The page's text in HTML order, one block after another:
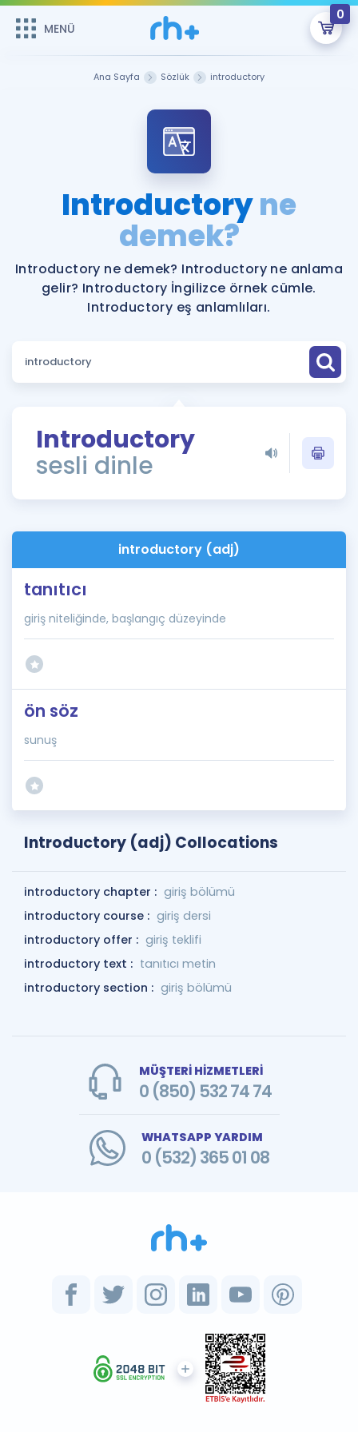
MENÜ
0
Şifremi Hatırlamıyorum
Sepetin Şu An Boş.
Remzi Hoca ile seni sınava hazırlayacak onlarca eğitim seni
bekliyor!
MENÜ
Katılımcı Görüşleri
Faydalı Araçlar
Ücretsiz Kaynaklar
Puan Hesaplama
ÖSYM Sınav Takvimi
Kampanyalar
İngilizce Gramer
İngilizce Gramer
Ana Sayfa Sözlük introductory
Introductoryne
demek?
Introductory ne demek? Introductory ne anlama
gelir? Introductory İngilizce örnek cümle.
Introductory eş anlamlıları.
Introductory
sesli dinle
introductory (adj)
tanıtıcı
giriş niteliğinde, başlangıç düzeyinde
ön söz
sunuş
Introductory (adj) Collocations
introductory chapter : giriş bölümü
introductory course : giriş dersi
introductory offer : giriş teklifi
introductory text : tanıtıcı metin
introductory section : giriş bölümü
MÜŞTERİ HİZMETLERİ
0 (850) 532 74 74
WHATSAPP YARDIM
0 (532) 365 01 08